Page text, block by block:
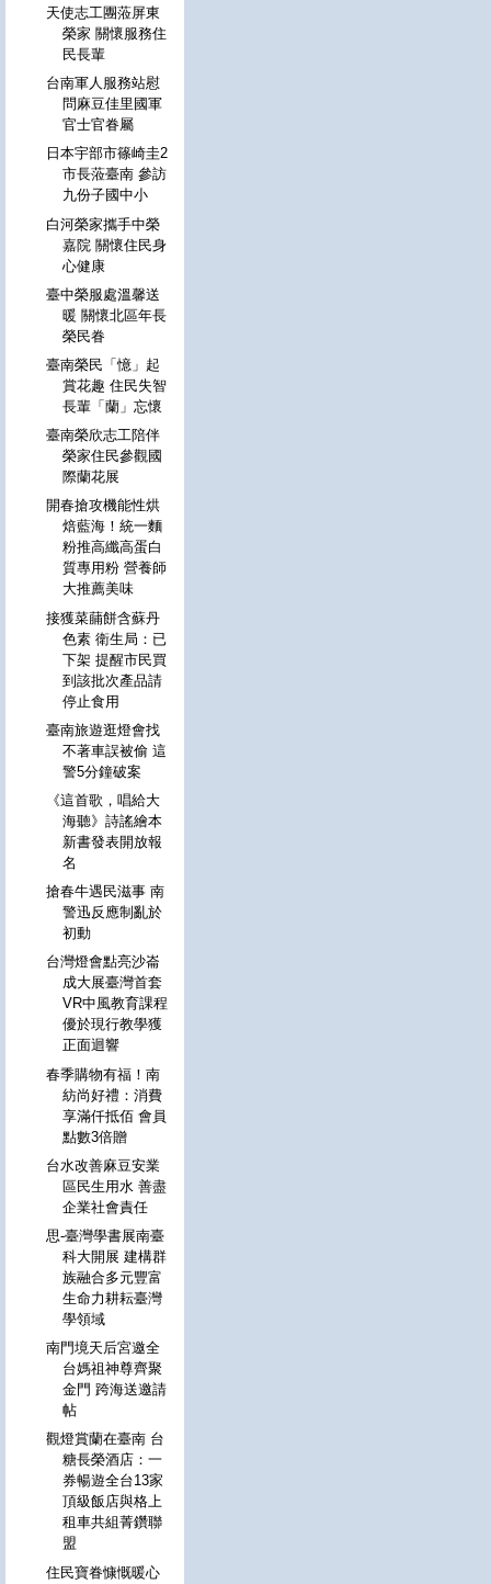
天使志工團蒞屏東
榮家 關懷服務住
民長輩
台南軍人服務站慰
問麻豆佳里國軍
官士官眷屬
日本宇部市篠崎圭2
市長蒞臺南 參訪
九份子國中小
白河榮家攜手中榮
嘉院 關懷住民身
心健康
臺中榮服處溫馨送
暖 關懷北區年長
榮民眷
臺南榮民「憶」起
賞花趣 住民失智
長輩「蘭」忘懷
臺南榮欣志工陪伴
榮家住民參觀國
際蘭花展
開春搶攻機能性烘
焙藍海！統一麵
粉推高纖高蛋白
質專用粉 營養師
大推薦美味
接獲菜䔕餅含蘇丹
色素 衛生局：已
下架 提醒市民買
到該批次產品請
停止食用
臺南旅遊逛燈會找
不著車誤被偷 這
警5分鐘破案
《這首歌，唱給大
海聽》詩謠繪本
新書發表開放報
名
搶春牛遇民滋事 南
警迅反應制亂於
初動
台灣燈會點亮沙崙
成大展臺灣首套
VR中風教育課程
優於現行教學獲
正面迴響
春季購物有福！南
紡尚好禮：消費
享滿仟抵佰 會員
點數3倍贈
台水改善麻豆安業
區民生用水 善盡
企業社會責任
思-臺灣學書展南臺
科大開展 建構群
族融合多元豐富
生命力耕耘臺灣
學領域
南門境天后宮邀全
台媽祖神尊齊聚
金門 跨海送邀請
帖
觀燈賞蘭在臺南 台
糖長榮酒店：一
券暢遊全台13家
頂級飯店與格上
租車共組菁鑽聯
盟
住民寶眷慷慨暖心